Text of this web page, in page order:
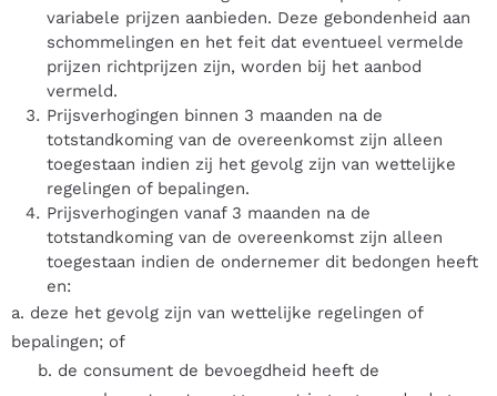
variabele prijzen aanbieden. Deze gebondenheid aan
schommelingen en het feit dat eventueel vermelde
prijzen richtprijzen zijn, worden bij het aanbod
vermeld.
Prijsverhogingen binnen 3 maanden na de
totstandkoming van de overeenkomst zijn alleen
toegestaan indien zij het gevolg zijn van wettelijke
regelingen of bepalingen.
Prijsverhogingen vanaf 3 maanden na de
totstandkoming van de overeenkomst zijn alleen
toegestaan indien de ondernemer dit bedongen heeft
en:
a. deze het gevolg zijn van wettelijke regelingen of
bepalingen; of
b. de consument de bevoegdheid heeft de